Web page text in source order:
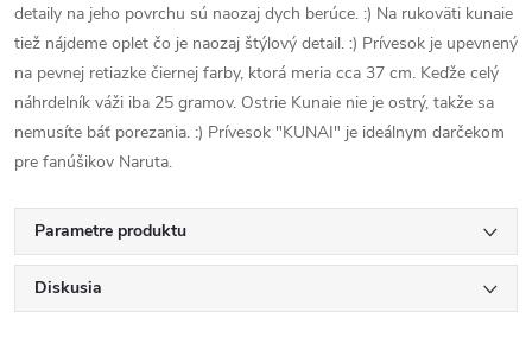
detaily na jeho povrchu sú naozaj dych berúce. :) Na rukoväti kunaie
tiež nájdeme oplet čo je naozaj štýlový detail. :) Prívesok je upevnený
na pevnej retiazke čiernej farby, ktorá meria cca 37 cm. Keďže celý
náhrdelník váži iba 25 gramov. Ostrie Kunaie nie je ostrý, takže sa
nemusíte báť porezania. :) Prívesok "KUNAI" je ideálnym darčekom
pre fanúšikov Naruta.
Parametre produktu
Diskusia